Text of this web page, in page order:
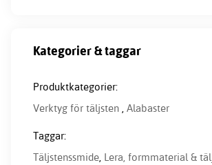
Kategorier & taggar
Produktkategorier:
Verktyg för täljsten , Alabaster
Taggar:
Täljstenssmide, Lera, formmaterial &